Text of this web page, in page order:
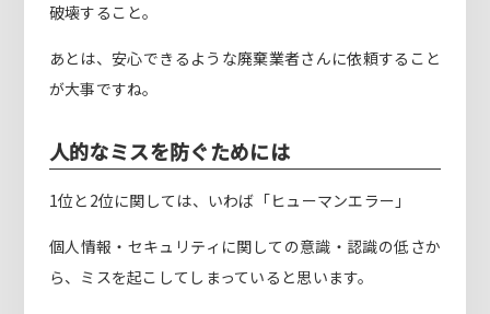
破壊すること。
あとは、安心できるような廃棄業者さんに依頼すること
が大事ですね。
人的なミスを防ぐためには
1位と2位に関しては、いわば「ヒューマンエラー」
個人情報・セキュリティに関しての意識・認識の低さか
ら、ミスを起こしてしまっていると思います。